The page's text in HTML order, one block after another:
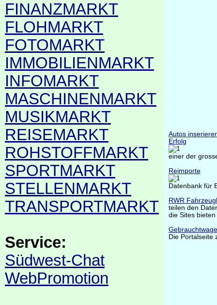
FINANZMARKT
FLOHMARKT
FOTOMARKT
IMMOBILIENMARKT
INFOMARKT
MASCHINENMARKT
MUSIKMARKT
REISEMARKT
ROHSTOFFMARKT
SPORTMARKT
STELLENMARKT
TRANSPORTMARKT
Service:
Südwest-Chat
WebPromotion
Autos
Erfolg
einer der
Reimporte
Datenbank für
RWR
teilen den
die Sites
Die Portalseite